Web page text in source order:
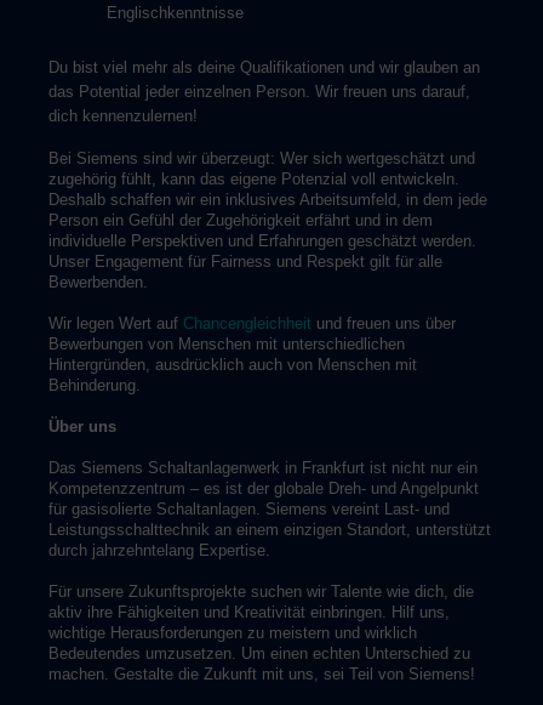
Englischkenntnisse
Du bist viel mehr als deine Qualifikationen und wir glauben an
das Potential jeder einzelnen Person. Wir freuen uns darauf,
dich kennenzulernen!
Bei Siemens sind wir überzeugt: Wer sich wertgeschätzt und
zugehörig fühlt, kann das eigene Potenzial voll entwickeln.
Deshalb schaffen wir ein inklusives Arbeitsumfeld, in dem jede
Person ein Gefühl der Zugehörigkeit erfährt und in dem
individuelle Perspektiven und Erfahrungen geschätzt werden.
Unser Engagement für Fairness und Respekt gilt für alle
Bewerbenden.
Wir legen Wert auf Chancengleichheit und freuen uns über
Bewerbungen von Menschen mit unterschiedlichen
Hintergründen, ausdrücklich auch von Menschen mit
Behinderung.
Über uns
Das Siemens Schaltanlagenwerk in Frankfurt ist nicht nur ein
Kompetenzzentrum – es ist der globale Dreh- und Angelpunkt
für gasisolierte Schaltanlagen. Siemens vereint Last- und
Leistungsschalttechnik an einem einzigen Standort, unterstützt
durch jahrzehntelang Expertise.
Für unsere Zukunftsprojekte suchen wir Talente wie dich, die
aktiv ihre Fähigkeiten und Kreativität einbringen. Hilf uns,
wichtige Herausforderungen zu meistern und wirklich
Bedeutendes umzusetzen. Um einen echten Unterschied zu
machen. Gestalte die Zukunft mit uns, sei Teil von Siemens!